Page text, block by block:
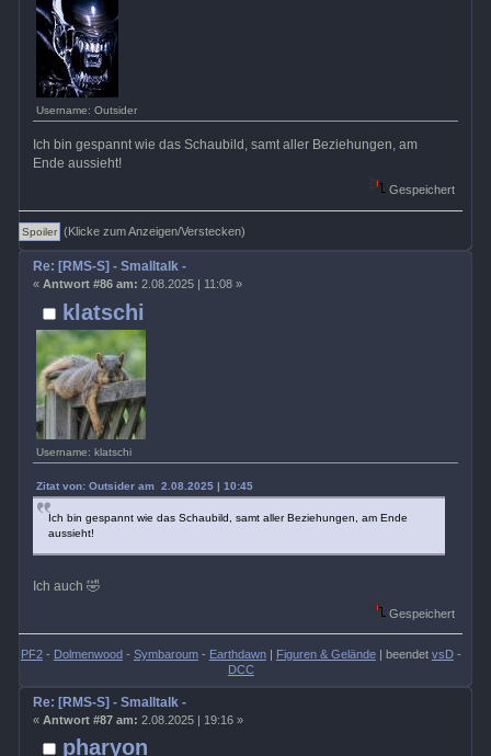
Username: Outsider
Ich bin gespannt wie das Schaubild, samt aller Beziehungen, am
Ende aussieht!
Gespeichert
(Klicke zum Anzeigen/Verstecken)
klatschi
Username: klatschi
Re: [RMS-S] - Smalltalk -
« Antwort #86 am: 2.08.2025 | 11:08 »
Zitat von: Outsider am 2.08.2025 | 10:45
Ich bin gespannt wie das Schaubild, samt aller Beziehungen, am Ende
aussieht!
Ich auch 🤣
Gespeichert
PF2- Dolmenwood- Symbaroum- Earthdawn| Figuren & Gelände| beendet vsD-
DCC
pharyon
Re: [RMS-S] - Smalltalk -
« Antwort #87 am: 2.08.2025 | 19:16 »